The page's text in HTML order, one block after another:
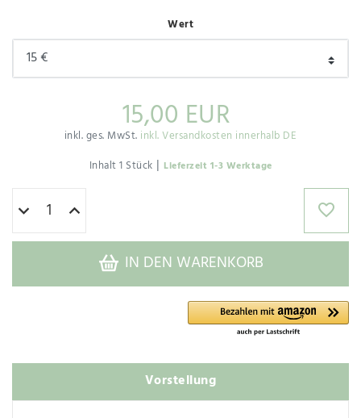
Wert
15,00 EUR
inkl. ges. MwSt. inkl. Versandkosten innerhalb DE
Inhalt1 Stück | Lieferzeit 1-3 Werktage
IN DEN WARENKORB
Vorstellung